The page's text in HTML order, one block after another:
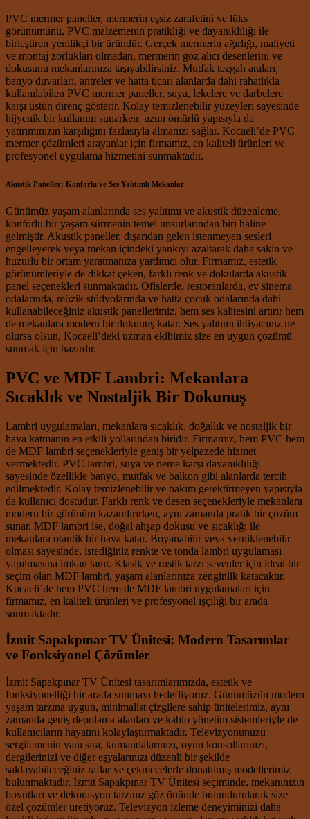
PVC mermer paneller, mermerin eşsiz zarafetini ve lüks
görünümünü, PVC malzemenin pratikliği ve dayanıklılığı ile
birleştiren yenilikçi bir üründür. Gerçek mermerin ağırlığı, maliyeti
ve montaj zorlukları olmadan, mermerin göz alıcı desenlerini ve
dokusunu mekanlarınıza taşıyabilirsiniz. Mutfak tezgah araları,
banyo duvarları, antreler ve hatta ticari alanlarda dahi rahatlıkla
kullanılabilen PVC mermer paneller, suya, lekelere ve darbelere
karşı üstün direnç gösterir. Kolay temizlenebilir yüzeyleri sayesinde
hijyenik bir kullanım sunarken, uzun ömürlü yapısıyla da
yatırımınızın karşılığını fazlasıyla almanızı sağlar. Kocaeli’de PVC
mermer çözümleri arayanlar için firmamız, en kaliteli ürünleri ve
profesyonel uygulama hizmetini sunmaktadır.
Akustik Paneller: Konforlu ve Ses Yalıtımlı Mekanlar
Günümüz yaşam alanlarında ses yalıtımı ve akustik düzenleme,
konforlu bir yaşam sürmenin temel unsurlarından biri haline
gelmiştir. Akustik paneller, dışarıdan gelen istenmeyen sesleri
engelleyerek veya mekan içindeki yankıyı azaltarak daha sakin ve
huzurlu bir ortam yaratmanıza yardımcı olur. Firmamız, estetik
görünümleriyle de dikkat çeken, farklı renk ve dokularda akustik
panel seçenekleri sunmaktadır. Ofislerde, restoranlarda, ev sinema
odalarında, müzik stüdyolarında ve hatta çocuk odalarında dahi
kullanabileceğiniz akustik panellerimiz, hem ses kalitesini artırır hem
de mekanlara modern bir dokunuş katar. Ses yalıtımı ihtiyacınız ne
olursa olsun, Kocaeli’deki uzman ekibimiz size en uygun çözümü
sunmak için hazırdır.
PVC ve MDF Lambri: Mekanlara
Sıcaklık ve Nostaljik Bir Dokunuş
Lambri uygulamaları, mekanlara sıcaklık, doğallık ve nostaljik bir
hava katmanın en etkili yollarından biridir. Firmamız, hem PVC hem
de MDF lambri seçenekleriyle geniş bir yelpazede hizmet
vermektedir. PVC lambri, suya ve neme karşı dayanıklılığı
sayesinde özellikle banyo, mutfak ve balkon gibi alanlarda tercih
edilmektedir. Kolay temizlenebilir ve bakım gerektirmeyen yapısıyla
da kullanıcı dostudur. Farklı renk ve desen seçenekleriyle mekanlara
modern bir görünüm kazandırırken, aynı zamanda pratik bir çözüm
sunar. MDF lambri ise, doğal ahşap dokusu ve sıcaklığı ile
mekanlara otantik bir hava katar. Boyanabilir veya verniklenebilir
olması sayesinde, istediğiniz renkte ve tonda lambri uygulaması
yapılmasına imkan tanır. Klasik ve rustik tarzı sevenler için ideal bir
seçim olan MDF lambri, yaşam alanlarınıza zenginlik katacaktır.
Kocaeli’de hem PVC hem de MDF lambri uygulamaları için
firmamız, en kaliteli ürünleri ve profesyonel işçiliği bir arada
sunmaktadır.
İzmit Sapakpınar TV Ünitesi: Modern Tasarımlar
ve Fonksiyonel Çözümler
İzmit Sapakpınar TV Ünitesi tasarımlarımızda, estetik ve
fonksiyonelliği bir arada sunmayı hedefliyoruz. Günümüzün modern
yaşam tarzına uygun, minimalist çizgilere sahip ünitelerimiz, aynı
zamanda geniş depolama alanları ve kablo yönetim sistemleriyle de
kullanıcıların hayatını kolaylaştırmaktadır. Televizyonunuzu
sergilemenin yanı sıra, kumandalarınızı, oyun konsollarınızı,
dergilerinizi ve diğer eşyalarınızı düzenli bir şekilde
saklayabileceğiniz raflar ve çekmecelerle donatılmış modellerimiz
bulunmaktadır. İzmit Sapakpınar TV Ünitesi seçiminde, mekanınızın
boyutları ve dekorasyon tarzınız göz önünde bulundurularak size
özel çözümler üretiyoruz. Televizyon izleme deneyiminizi daha